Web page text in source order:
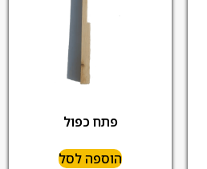
פתח כפול
הוספה לסל